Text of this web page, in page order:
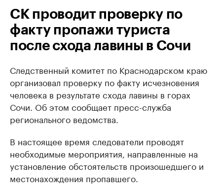
СК проводит проверку по
факту пропажи туриста
после схода лавины в Сочи
Следственный комитет по Краснодарском краю
организовал проверку по факту исчезновения
человека в результате схода лавины в горах
Сочи. Об этом сообщает пресс-служба
регионального ведомства.
В настоящее время следователи проводят
необходимые мероприятия, направленные на
установление обстоятельств произошедшего и
местонахождения пропавшего.